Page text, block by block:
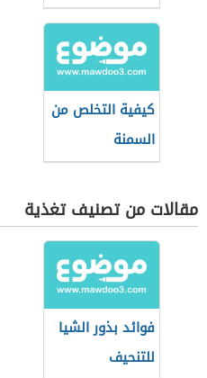
كيفية التخلص من
السمنة
مقالات من تصنيف تغذية
فوائد بذور الشيا
للتنحيف